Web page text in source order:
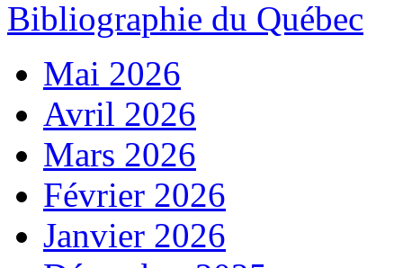
Bibliographie du Québec
Mai 2026
Avril 2026
Mars 2026
Février 2026
Janvier 2026